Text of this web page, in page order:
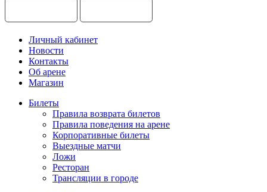
Личный кабинет
Новости
Контакты
Об арене
Магазин
Билеты
Правила возврата билетов
Правила поведения на арене
Корпоративные билеты
Выездные матчи
Ложи
Ресторан
Трансляции в городе